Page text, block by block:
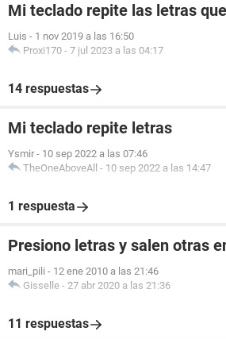
Mi teclado repite las letras
Luis - 1 nov 2019 a las 16:50
Proxi170 - 7 jul 2023 a las 04:17
14 respuestas
Mi teclado repite letras
Ysmir - 10 sep 2022 a las 07:46
TheOneAboveAll - 10 sep 2022 a las 14:47
1 respuesta
Presiono letras y salen otras
mari_pili - 12 ene 2010 a las 21:46
Gisselle - 27 abr 2020 a las 21:36
11 respuestas